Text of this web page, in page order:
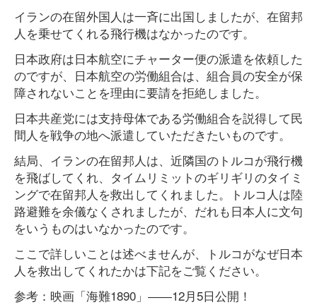
イランの在留外国人は一斉に出国しましたが、在留邦
人を乗せてくれる飛行機はなかったのです。
日本政府は日本航空にチャーター便の派遣を依頼した
のですが、日本航空の労働組合は、組合員の安全が保
障されないことを理由に要請を拒絶しました。
日本共産党には支持母体である労働組合を説得して民
間人を戦争の地へ派遣していただきたいものです。
結局、イランの在留邦人は、近隣国のトルコが飛行機
を飛ばしてくれ、タイムリミットのギリギリのタイミ
ングで在留邦人を救出してくれました。トルコ人は陸
路避難を余儀なくされましたが、だれも日本人に文句
をいうものはいなかったのです。
ここで詳しいことは述べませんが、トルコがなぜ日本
人を救出してくれたかは下記をご覧ください。
参考：映画「海難1890」――12月5日公開！